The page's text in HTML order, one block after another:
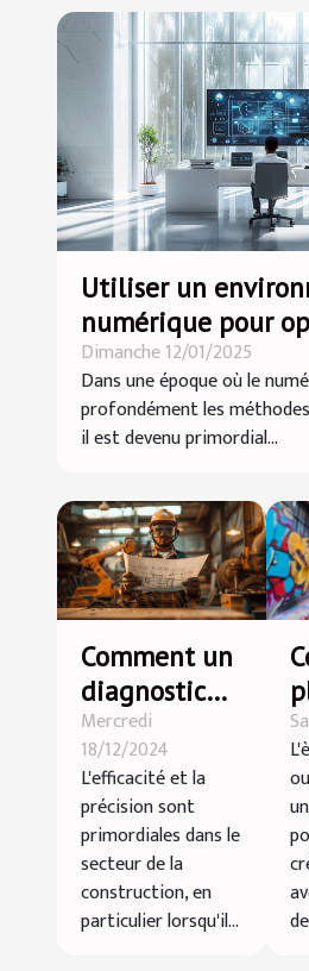
Utiliser un
numérique pour
études
Dimanche 12/01/2025
Dans une époque où le
profondément les
il est devenu primordial...
Comment un
diagnostic
rapide peut
transformer
votre projet
de
construction
en bois
Mercredi
18/12/2024
L'efficacité et la
précision sont
primordiales dans le
secteur de la
construction, en
particulier lorsqu'il...